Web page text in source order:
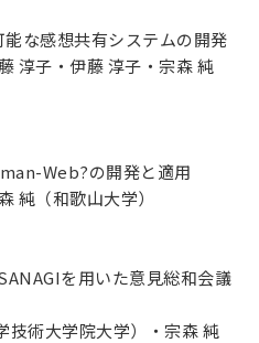
な感想共有システムの開発
淳子・伊藤 淳子・宗森 純
Web?の開発と適用
純（和歌山大学）
を用いた意見総和会議
術大学院大学）・宗森 純